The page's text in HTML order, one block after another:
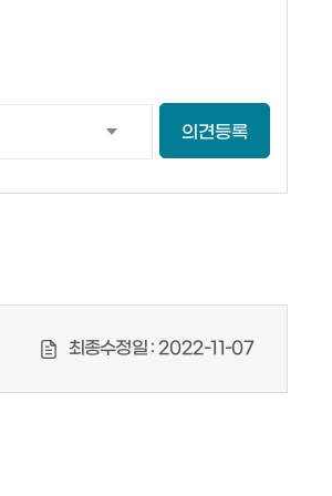
의견등록
최종수정일 : 2022-11-07